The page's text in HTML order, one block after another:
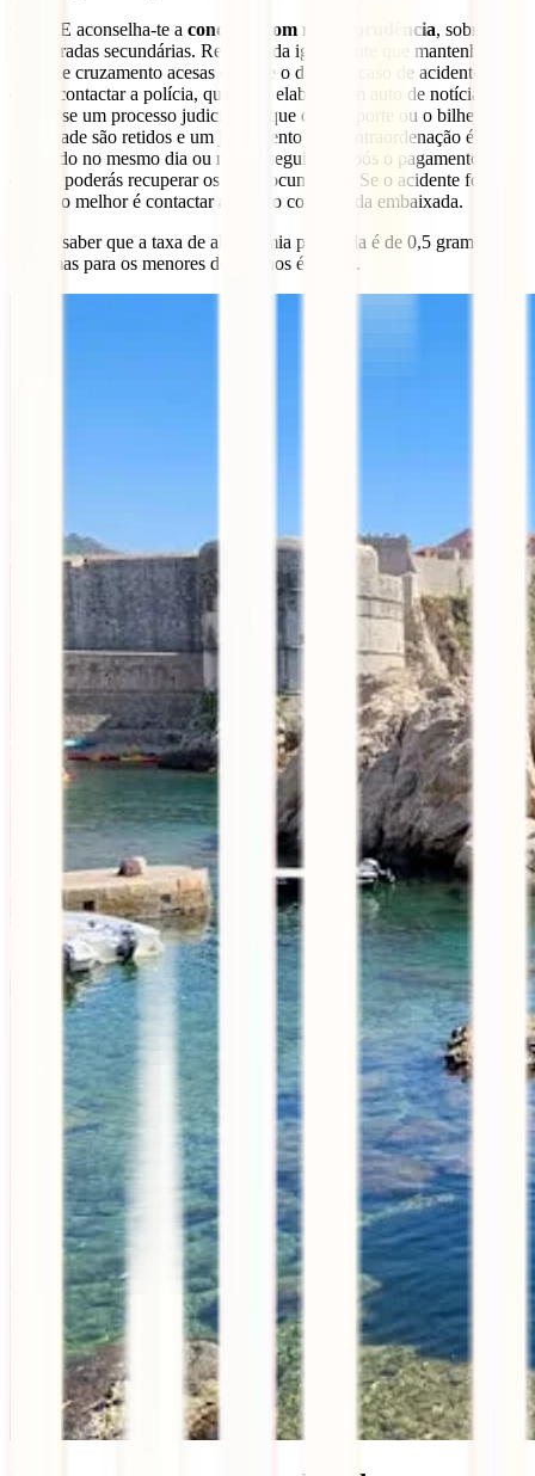
O MNE aconselha-te a conduzir com muita prudência, sobretudo
nas estradas secundárias. Recomenda igualmente que mantenhas as
luzes de cruzamento acesas durante o dia. Em caso de acidente,
deves contactar a polícia, que deve elaborar um auto de notícia.
Segue-se um processo judicial em que o passaporte ou o bilhete de
identidade são retidos e um julgamento por contraordenação é
realizado no mesmo dia ou no dia seguinte. Após o pagamento da
coima, poderás recuperar os teus documentos. Se o acidente for
grave, o melhor é contactar a secção consular da embaixada.
Deves saber que a taxa de alcoolemia permitida é de 0,5 gramas por
litro, mas para os menores de 24 anos é de 0,0.